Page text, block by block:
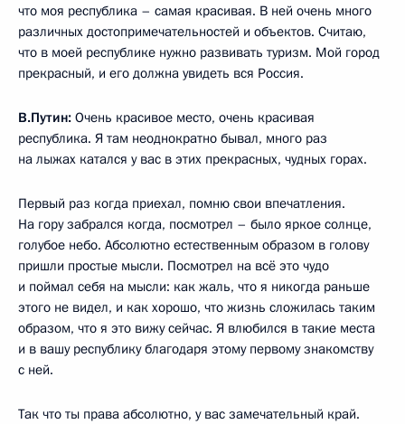
что моя республика – самая красивая. В ней очень много
различных достопримечательностей и объектов. Считаю,
что в моей республике нужно развивать туризм. Мой город
прекрасный, и его должна увидеть вся Россия.
В.Путин: Очень красивое место, очень красивая
республика. Я там неоднократно бывал, много раз
на лыжах катался у вас в этих прекрасных, чудных горах.
Первый раз когда приехал, помню свои впечатления.
На гору забрался когда, посмотрел – было яркое солнце,
голубое небо. Абсолютно естественным образом в голову
пришли простые мысли. Посмотрел на всё это чудо
и поймал себя на мысли: как жаль, что я никогда раньше
этого не видел, и как хорошо, что жизнь сложилась таким
образом, что я это вижу сейчас. Я влюбился в такие места
и в вашу республику благодаря этому первому знакомству
с ней.
Так что ты права абсолютно, у вас замечательный край.